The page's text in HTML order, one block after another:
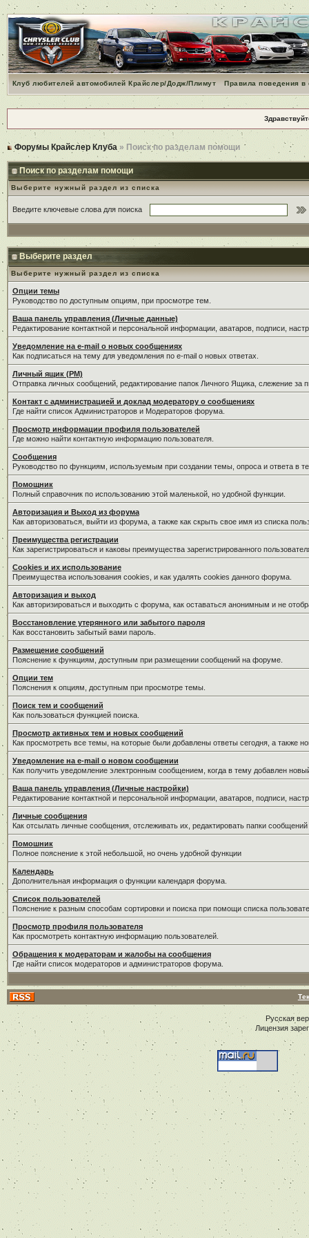
Клуб любителей автомобилей Крайслер/Додж/Плимут Правила поведения
Форумы Крайслер Клуба » Поиск по разделам помощи
Поиск по разделам помощи
Выберите нужный раздел из списка
Введите ключевые слова для поиска
Выберите раздел
Выберите нужный раздел из списка
Опции темы
Руководство по доступным опциям, при просмотре тем.
Ваша панель управления (Личные данные)
Редактирование контактной и персональной информации, аватаров, подписи,
Уведомление на e-mail о новых сообщениях
Как подписаться на тему для уведомления по e-mail о новых ответах.
Личный ящик (PM)
Отправка личных сообщений, редактирование папок Личного Ящика, слежение
Контакт с администрацией и доклад модератору о сообщениях
Где найти список Администраторов и Модераторов форума.
Просмотр информации профиля пользователей
Где можно найти контактную информацию пользователя.
Сообщения
Руководство по функциям, используемым при создании темы, опроса и ответа в
Помощник
Полный справочник по использованию этой маленькой, но удобной функции.
Авторизация и Выход из форума
Как авторизоваться, выйти из форума, а также как скрыть свое имя из списка
Преимущества регистрации
Как зарегистрироваться и каковы преимущества зарегистрированного
Cookies и их использование
Преимущества использования cookies, и как удалять cookies данного форума.
Авторизация и выход
Как авторизироваться и выходить с форума, как оставаться анонимным и не
Восстановление утерянного или забытого пароля
Как восстановить забытый вами пароль.
Размещение сообщений
Пояснение к функциям, доступным при размещении сообщений на форуме.
Опции тем
Пояснения к опциям, доступным при просмотре темы.
Поиск тем и сообщений
Как пользоваться функцией поиска.
Просмотр активных тем и новых сообщений
Как просмотреть все темы, на которые были добавлены ответы сегодня, а также
Уведомление на е-mail о новом сообщении
Как получить уведомление электронным сообщением, когда в тему добавлен
Ваша панель управления (Личные настройки)
Редактирование контактной и персональной информации, аватаров, подписи,
Личные сообщения
Как отсылать личные сообщения, отслеживать их, редактировать папки
Помошник
Полное пояснение к этой небольшой, но очень удобной функции
Календарь
Дополнительная информация о функции календаря форума.
Список пользователей
Пояснение к разным способам сортировки и поиска при помощи списка
Просмотр профиля пользователя
Как просмотреть контактную информацию пользователей.
Обращения к модераторам и жалобы на сообщения
Где найти список модераторов и администраторов форума.
Русская
Лицензия